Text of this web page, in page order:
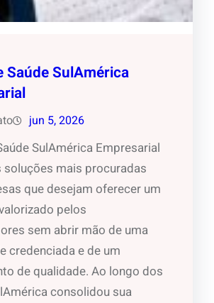
Saúde SulAmérica
jun 5, 2026
SulAmérica Empresarial
soluções mais procuradas
que desejam oferecer um
pelos
sem abrir mão de uma
credenciada e de um
de qualidade. Ao longo dos
consolidou sua